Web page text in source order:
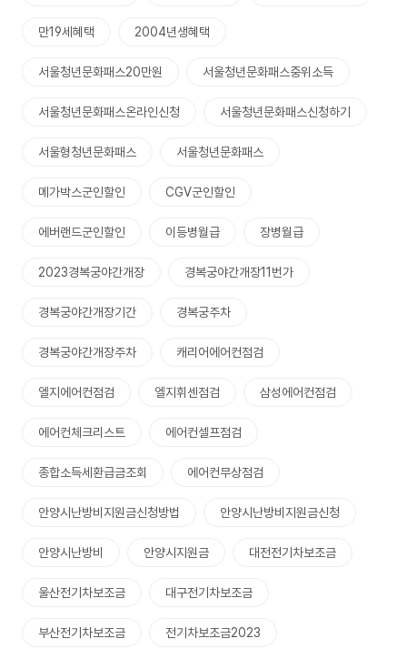
만19세혜택 2004년생혜택
서울청년문화패스20만원 서울청년문화패스중위소득
서울청년문화패스온라인신청 서울청년문화패스신청하기
서울형청년문화패스 서울청년문화패스
메가박스군인할인 CGV군인할인
에버랜드군인할인 이등병월급 장병월급
2023경복궁야간개장 경복궁야간개장11번가
경복궁야간개장기간 경복궁주차
경복궁야간개장주차 캐리어에어컨점검
엘지에어컨점검 엘지휘센점검 삼성에어컨점검
에어컨체크리스트 에어컨셀프점검
종합소득세환급금조회 에어컨무상점검
안양시난방비지원금신청방법 안양시난방비지원금신청
안양시난방비 안양시지원금 대전전기차보조금
울산전기차보조금 대구전기차보조금
부산전기차보조금 전기차보조금2023